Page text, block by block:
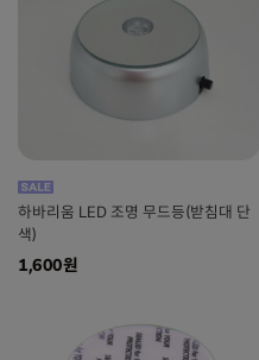
하바리움 LED 조명 무드등(받침대 단
색)
1,600원